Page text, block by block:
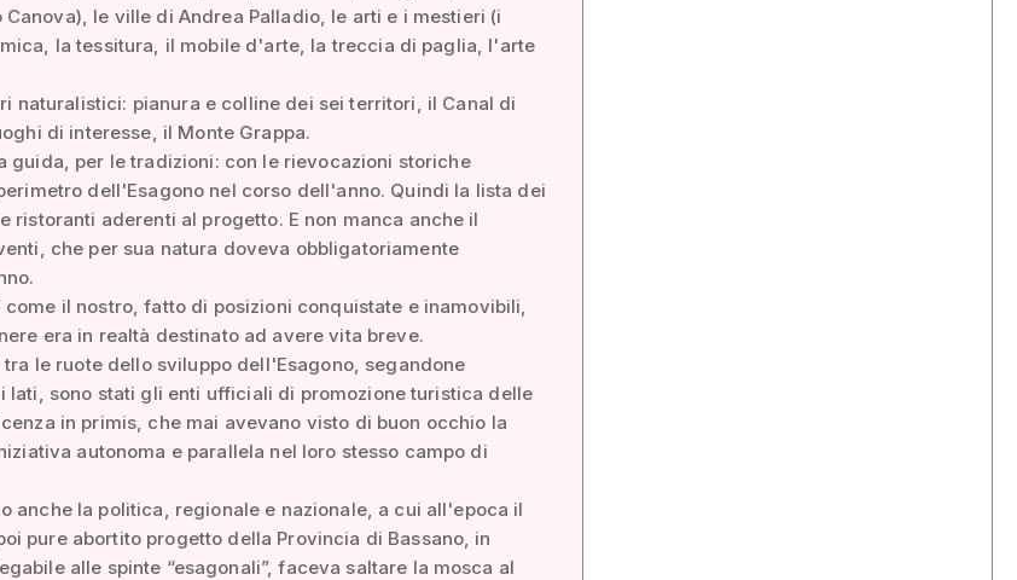
Canova), le ville di Andrea Palladio, le arti e i mestieri (i
la tessitura, il mobile d'arte, la treccia di paglia, l'arte
naturalistici: pianura e colline dei sei territori, il Canal di
di interesse, il Monte Grappa.
guida, per le tradizioni: con le rievocazioni storiche
dell'Esagono nel corso dell'anno. Quindi la lista dei
ristoranti aderenti al progetto. E non manca anche il
che per sua natura doveva obbligatoriamente
come il nostro, fatto di posizioni conquistate e inamovibili,
era in realtà destinato ad avere vita breve.
le ruote dello sviluppo dell'Esagono, segandone
lati, sono stati gli enti ufficiali di promozione turistica delle
in primis, che mai avevano visto di buon occhio la
autonoma e parallela nel loro stesso campo di
anche la politica, regionale e nazionale, a cui all'epoca il
pure abortito progetto della Provincia di Bassano, in
alle spinte “esagonali”, faceva saltare la mosca al